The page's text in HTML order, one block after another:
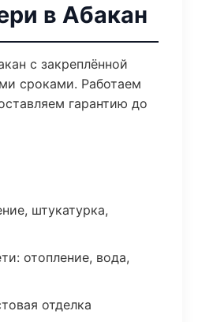
в Абакан
с закреплённой
сроками. Работаем
гарантию до
штукатурка,
отопление, вода,
отделка